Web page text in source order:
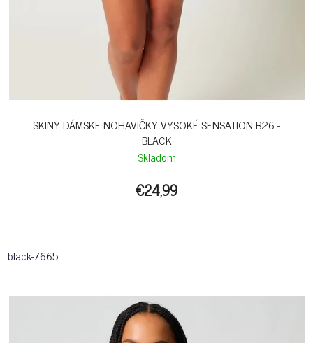
SKINY DÁMSKE NOHAVIČKY VYSOKÉ SENSATION B26 -
BLACK
Skladom
€24,99
black-7665